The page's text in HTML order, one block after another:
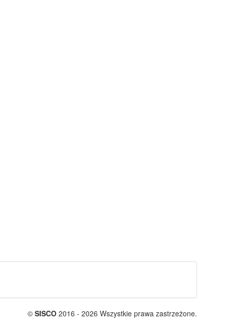
© SISCO 2016 - 2026 Wszystkie prawa zastrzeżone.